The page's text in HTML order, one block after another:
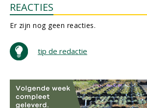
REACTIES
Er zijn nog geen reacties.
tip de redactie